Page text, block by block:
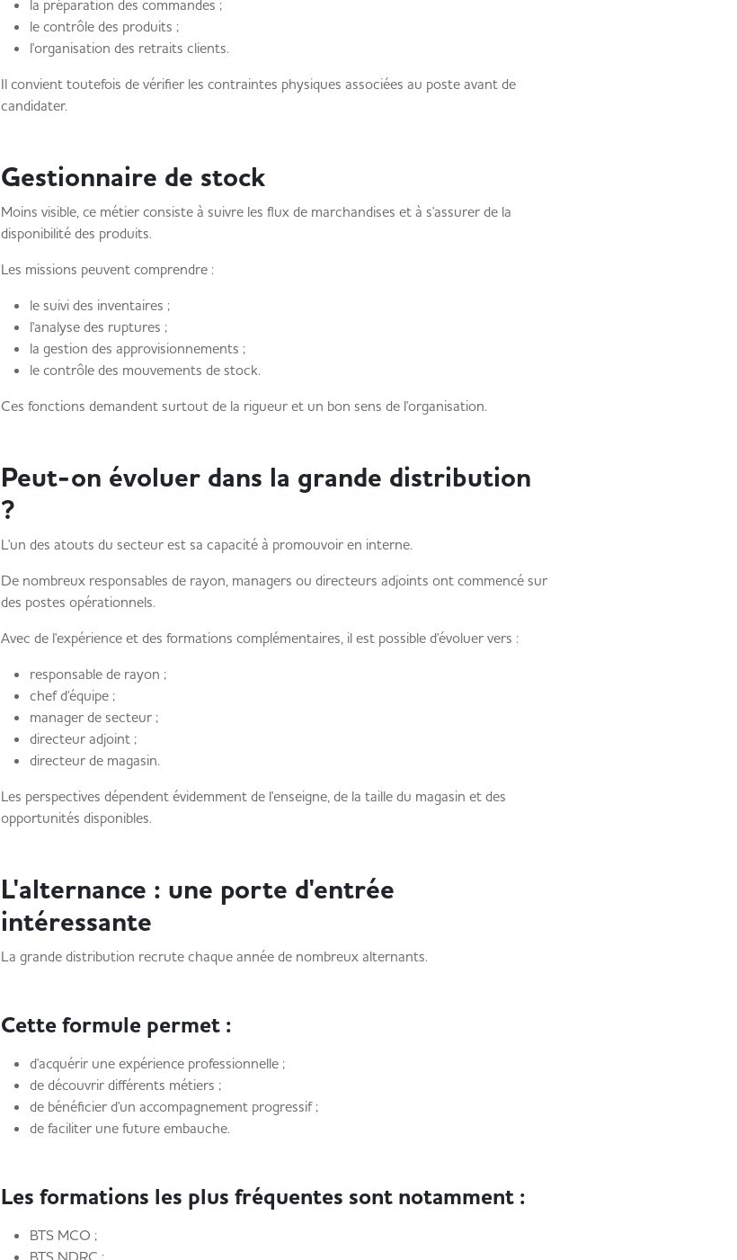
la préparation des commandes ;
le contrôle des produits ;
l'organisation des retraits clients.
Il convient toutefois de vérifier les contraintes physiques associées au poste avant de
candidater.
Gestionnaire de stock
Moins visible, ce métier consiste à suivre les flux de marchandises et à s'assurer de la
disponibilité des produits.
Les missions peuvent comprendre :
le suivi des inventaires ;
l'analyse des ruptures ;
la gestion des approvisionnements ;
le contrôle des mouvements de stock.
Ces fonctions demandent surtout de la rigueur et un bon sens de l'organisation.
Peut-on évoluer dans la grande distribution
?
L'un des atouts du secteur est sa capacité à promouvoir en interne.
De nombreux responsables de rayon, managers ou directeurs adjoints ont commencé sur
des postes opérationnels.
Avec de l'expérience et des formations complémentaires, il est possible d'évoluer vers :
responsable de rayon ;
chef d'équipe ;
manager de secteur ;
directeur adjoint ;
directeur de magasin.
Les perspectives dépendent évidemment de l'enseigne, de la taille du magasin et des
opportunités disponibles.
L'alternance : une porte d'entrée
intéressante
La grande distribution recrute chaque année de nombreux alternants.
Cette formule permet :
d'acquérir une expérience professionnelle ;
de découvrir différents métiers ;
de bénéficier d'un accompagnement progressif ;
de faciliter une future embauche.
Les formations les plus fréquentes sont notamment :
BTS MCO ;
BTS NDRC ;